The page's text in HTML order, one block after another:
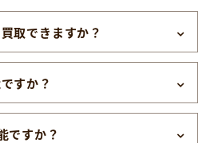
取できますか？
すか？
ですか？